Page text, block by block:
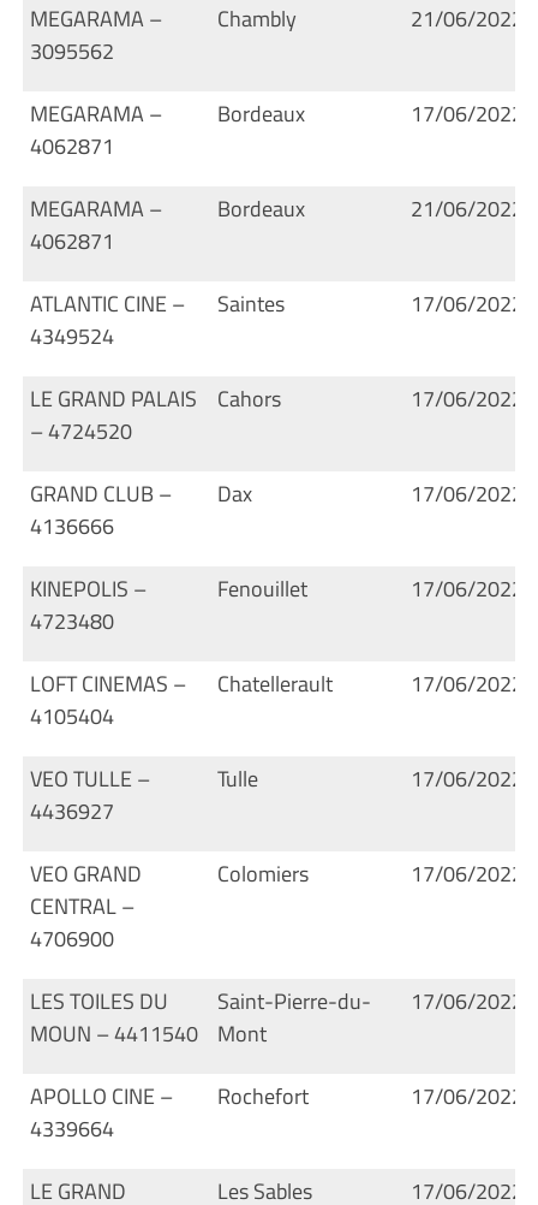
MEGARAMA –
3095562
Chambly 21/06/2022
MEGARAMA –
4062871
Bordeaux 17/06/2022
MEGARAMA –
4062871
Bordeaux 21/06/2022
ATLANTIC CINE –
4349524
Saintes 17/06/2022
LE GRAND PALAIS
– 4724520
Cahors 17/06/2022
GRAND CLUB –
4136666
Dax 17/06/2022
KINEPOLIS –
4723480
Fenouillet 17/06/2022
LOFT CINEMAS –
4105404
Chatellerault 17/06/2022
VEO TULLE –
4436927
Tulle 17/06/2022
VEO GRAND
CENTRAL –
4706900
Colomiers 17/06/2022
LES TOILES DU
MOUN – 4411540
Saint-Pierre-du-
Mont
17/06/2022
APOLLO CINE –
4339664
Rochefort 17/06/2022
LE GRAND Les Sables 17/06/2022